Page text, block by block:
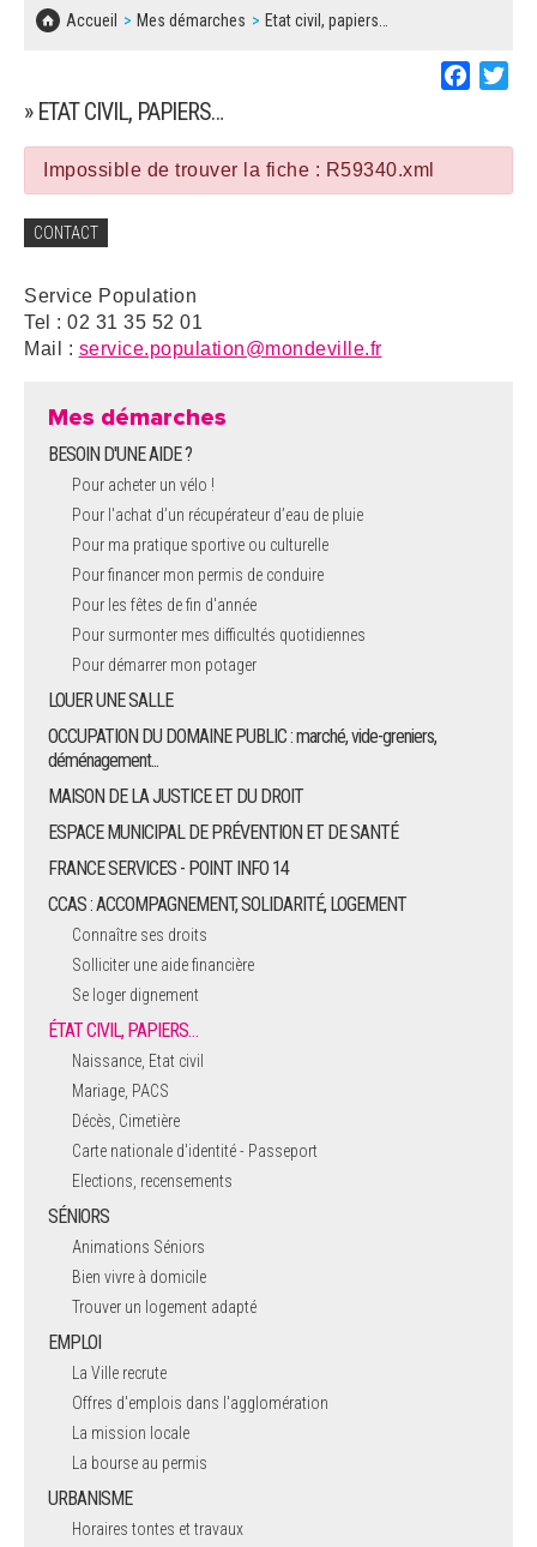
Accueil Mes démarches Etat civil, papiers…
» ETAT CIVIL, PAPIERS…
Impossible de trouver la fiche : R59340.xml
CONTACT
Service Population
Tel : 02 31 35 52 01
Mail : service.population@mondeville.fr
Mes démarches
BESOIN D'UNE AIDE ?
Pour acheter un vélo !
Pour l'achat d’un récupérateur d’eau de pluie
Pour ma pratique sportive ou culturelle
Pour financer mon permis de conduire
Pour les fêtes de fin d'année
Pour surmonter mes difficultés quotidiennes
Pour démarrer mon potager
LOUER UNE SALLE
OCCUPATION DU DOMAINE PUBLIC : marché, vide-greniers,
déménagement...
MAISON DE LA JUSTICE ET DU DROIT
ESPACE MUNICIPAL DE PRÉVENTION ET DE SANTÉ
FRANCE SERVICES - POINT INFO 14
CCAS : ACCOMPAGNEMENT, SOLIDARITÉ, LOGEMENT
Connaître ses droits
Solliciter une aide financière
Se loger dignement
ÉTAT CIVIL, PAPIERS…
Naissance, Etat civil
Mariage, PACS
Décès, Cimetière
Carte nationale d'identité - Passeport
Elections, recensements
SÉNIORS
Animations Séniors
Bien vivre à domicile
Trouver un logement adapté
EMPLOI
La Ville recrute
Offres d'emplois dans l'agglomération
La mission locale
La bourse au permis
URBANISME
Horaires tontes et travaux
CONCERTATIONS PUBLIQUES
SOLIDARITÉ, LOGEMENT
EMPLOI
URBANISME
POLICE MUNICIPALE
BESOIN D'UNE AIDE ?
LES ASSOCIATIONS
MARCHÉS PUBLICS
SUR LES RISQUES MAJEURS
REGLEMENT LOCAL DE PUBLICITÉ
DECLARATION DE DEMARCHAGE
DOSSIER DE DEMANDE DE SUBVENTION
DEMANDE DE PRÊT DE MATERIEL
FICHE D'ORGANISATION MANIFESTATION
PLAN D'ACTION MUNICIPAL
ARRÊTÉS MUNICIPAUX